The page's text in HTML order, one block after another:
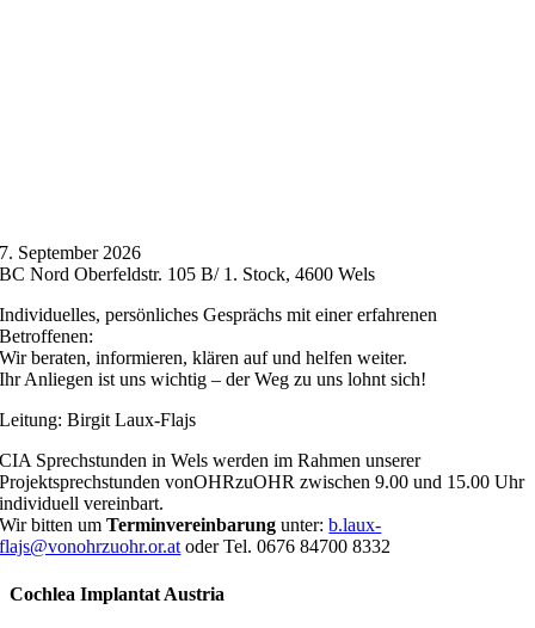
7. September 2026
BC Nord Oberfeldstr. 105 B/ 1. Stock, 4600 Wels
Individuelles, persönliches Gesprächs mit einer erfahrenen
Betroffenen:
Wir beraten, informieren, klären auf und helfen weiter.
Ihr Anliegen ist uns wichtig – der Weg zu uns lohnt sich!
Leitung: Birgit Laux-Flajs
CIA Sprechstunden in Wels werden im Rahmen unserer
Projektsprechstunden vonOHRzuOHR zwischen 9.00 und 15.00 Uhr
individuell vereinbart.
Wir bitten umTerminvereinbarungunter:b.laux-
flajs@vonohrzuohr.or.at oder Tel. 0676 84700 8332
Cochlea Implantat Austria